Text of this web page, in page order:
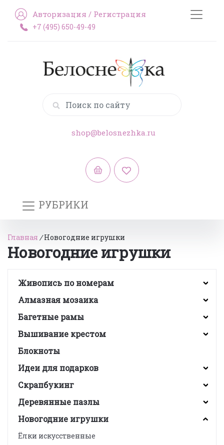
Авторизация / Регистрация
+7 (495) 650-49-49
shop@belosnezhka.ru
РУБРИКИ
Главная /Новогодние игрушки
Новогодние игрушки
Живопись по номерам
Алмазная мозаика
Багетные рамы
Вышивание крестом
Блокноты
Идеи для подарков
Скрапбукинг
Деревянные пазлы
Новогодние игрушки
Ёлки искусственные